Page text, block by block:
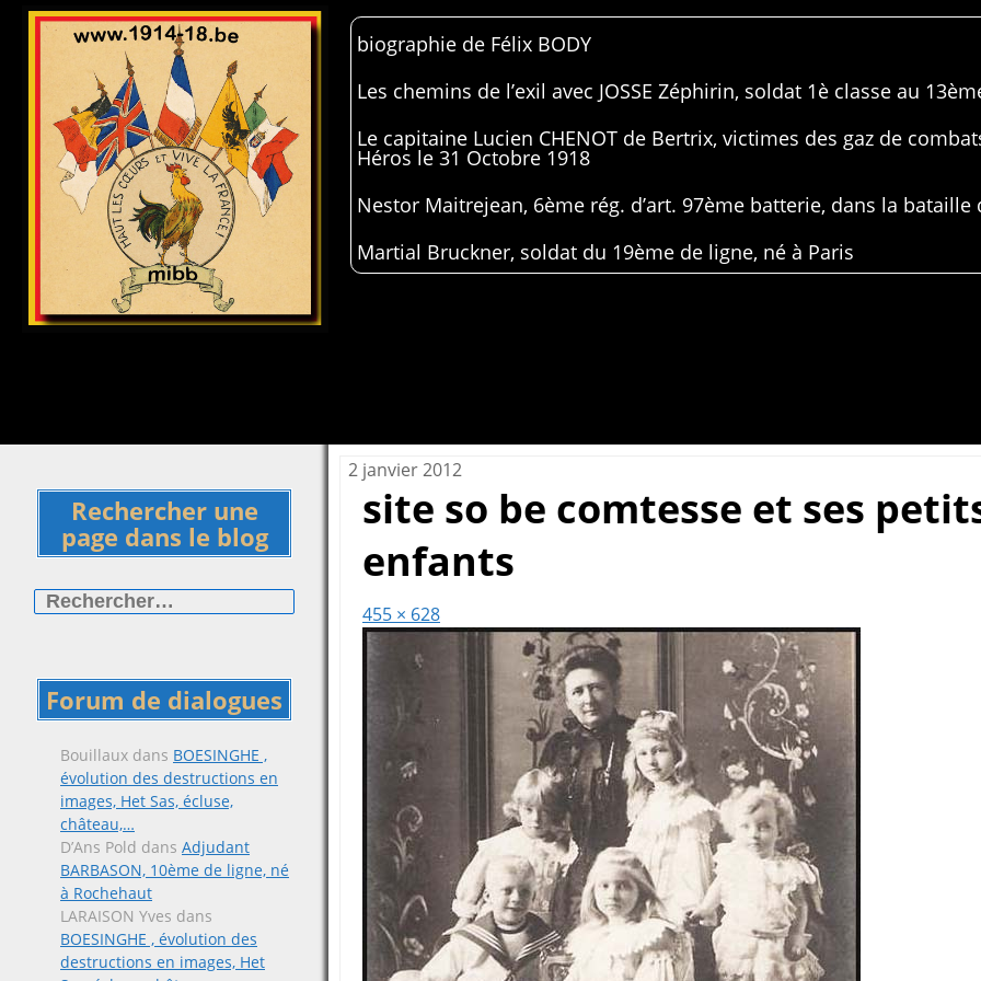
biographie de Félix BODY
Les chemins de l’exil avec JOSSE Zéphirin, soldat 1è classe au
Le capitaine Lucien CHENOT de Bertrix, victimes des gaz de
Héros le 31 Octobre 1918
Nestor Maitrejean, 6ème rég. d’art. 97ème batterie, dans la bataille
Martial Bruckner, soldat du 19ème de ligne, né à Paris
Rechercher une
page dans le blog
Forum de dialogues
Bouillaux dans BOESINGHE ,
évolution des destructions en
images, Het Sas, écluse,
château,…
D’Ans Pold dans Adjudant
BARBASON, 10ème de ligne, né
à Rochehaut
LARAISON Yves dans
BOESINGHE , évolution des
destructions en images, Het
2 janvier 2012
site so be comtesse et ses
enfants
455 × 628